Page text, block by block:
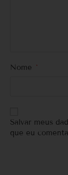
Nome *
Salvar meus
que eu